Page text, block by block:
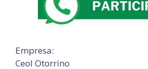
Empresa:
Ceol Otorrino